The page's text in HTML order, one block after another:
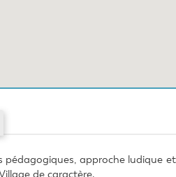
approche ludique
de caractère.